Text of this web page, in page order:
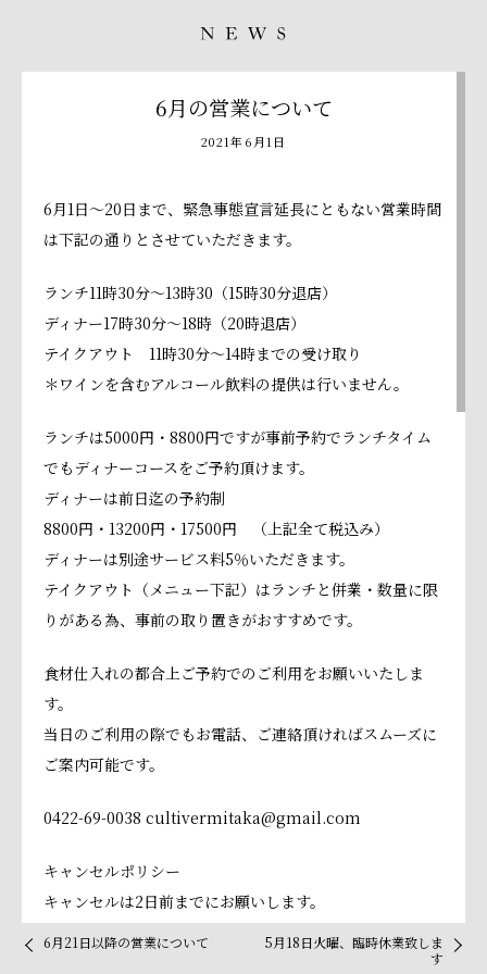
6月の営業について
2021年6月1日
6月1日〜20日まで、緊急事態宣言延長にともない営業時間
は下記の通りとさせていただきます。
ランチ11時30分〜13時30（15時30分退店）
ディナー17時30分〜18時（20時退店）
テイクアウト 11時30分〜14時までの受け取り
＊ワインを含むアルコール飲料の提供は行いません。
ランチは5000円・8800円ですが事前予約でランチタイム
でもディナーコースをご予約頂けます。
ディナーは前日迄の予約制
8800円・13200円・17500円 （上記全て税込み）
ディナーは別途サービス料5％いただきます。
テイクアウト（メニュー下記）はランチと併業・数量に限
りがある為、事前の取り置きがおすすめです。
食材仕入れの都合上ご予約でのご利用をお願いいたしま
す。
当日のご利用の際でもお電話、ご連絡頂ければスムーズに
ご案内可能です。
0422-69-0038 cultivermitaka@gmail.com
キャンセルポリシー
キャンセルは2日前までにお願いします。
・2日前まで 無し
6月21日以降の営業について
5月18日火曜、臨時休業致しま
す